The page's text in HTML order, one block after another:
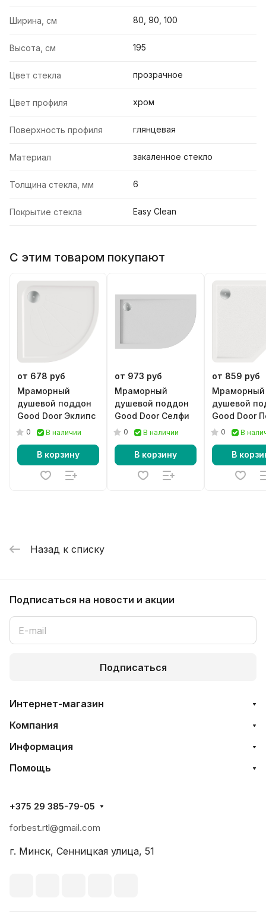
Ширина, см 80, 90, 100
Высота, см 195
Цвет стекла прозрачное
Цвет профиля хром
Поверхность профиля глянцевая
Материал закаленное стекло
Толщина стекла, мм 6
Покрытие стекла Easy Clean
С этим товаром покупают
от 678 руб
Мраморный
душевой поддон
Good Door Эклипс
0 В наличии
В корзину
от 973 руб
Мраморный
душевой поддон
Good Door Селфи
0 В наличии
В корзину
от 859 руб
Мраморный
душевой
Good Door
0 В
В
Назад к списку
Подписаться на новости и акции
Подписаться
Интернет-магазин
Компания
Информация
Помощь
+375 29 385-79-05
forbest.rtl@gmail.com
г. Минск, Сенницкая улица, 51